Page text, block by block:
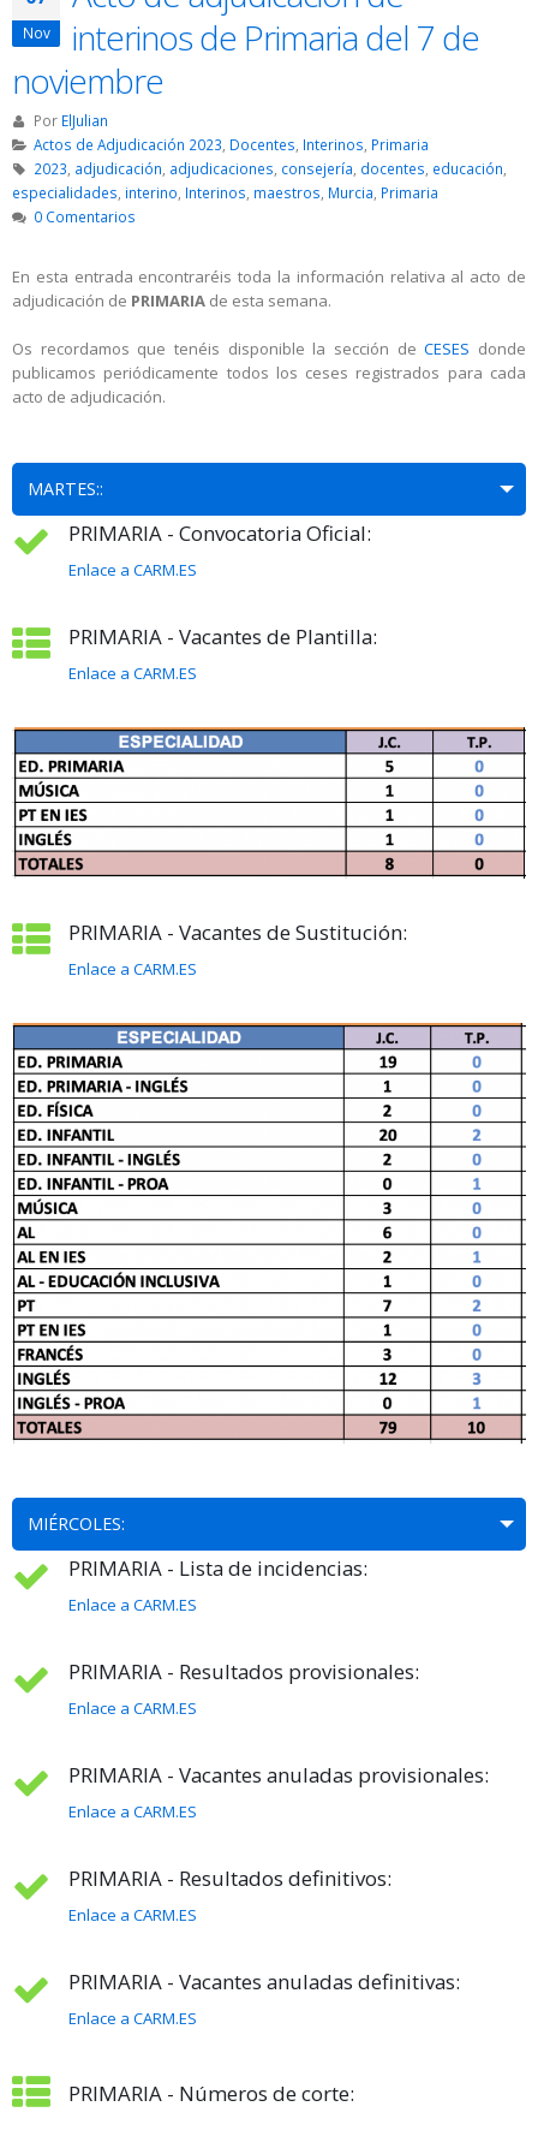
Nov
interinos de Primaria del 7 de
noviembre
Por ElJulian
Actos de Adjudicación 2023 Docentes Interinos Primaria
2023, adjudicación, adjudicaciones, consejería, docentes, educación,
especialidades, interino, Interinos, maestros, Murcia, Primaria
0 Comentarios
En esta entrada encontraréis toda la información relativa al acto de
adjudicación de PRIMARIA de esta semana.
Os recordamos que tenéis disponible la sección deCESES donde
publicamos periódicamente todos los ceses registrados para cada
acto de adjudicación.
MARTES::
PRIMARIA - Convocatoria Oficial:
Enlace a CARM.ES
PRIMARIA - Vacantes de Plantilla:
Enlace a CARM.ES
PRIMARIA - Vacantes de Sustitución:
Enlace a CARM.ES
MIÉRCOLES:
PRIMARIA - Lista de incidencias:
Enlace a CARM.ES
PRIMARIA - Resultados provisionales:
Enlace a CARM.ES
PRIMARIA - Vacantes anuladas provisionales:
Enlace a CARM.ES
PRIMARIA - Resultados definitivos:
Enlace a CARM.ES
PRIMARIA - Vacantes anuladas definitivas:
Enlace a CARM.ES
PRIMARIA - Números de corte: